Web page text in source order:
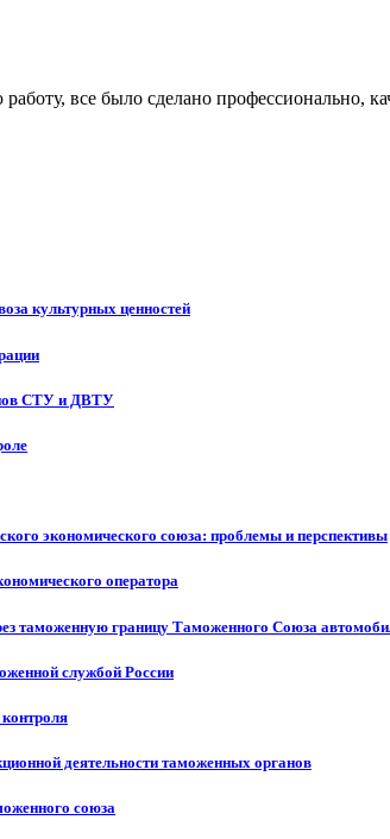
все было сделано профессионально,
культурных ценностей
СТУ и ДВТУ
экономического союза: проблемы и перспективы
оператора
таможенную границу Таможенного Союза
службой России
деятельности таможенных органов
союза